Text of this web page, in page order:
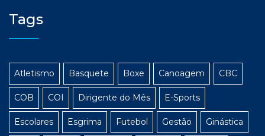
Tags
Atletismo Basquete Boxe Canoagem CBC
COB COI Dirigente do Mês E-Sports
Escolares Esgrima Futebol Gestão Ginástica